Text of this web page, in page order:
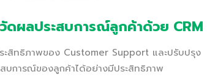
ผลประสบการณ์ลูกค้าด้วย CRM
ะสิทธิภาพของ Customer Support และปรับปรุง
บการณ์ของลูกค้าได้อย่างมีประสิทธิภาพ